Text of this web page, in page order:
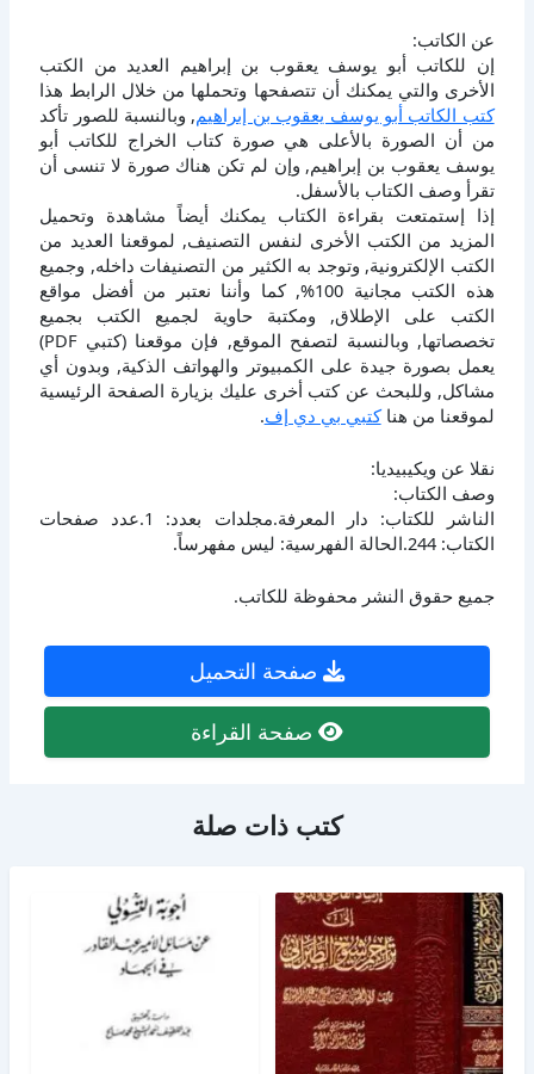
عن الكاتب:
إن للكاتب أبو يوسف يعقوب بن إبراهيم العديد من الكتب
الأخرى والتي يمكنك أن تتصفحها وتحملها من خلال الرابط هذا
كتب الكاتب أبو يوسف يعقوب بن إبراهيم, وبالنسبة للصور تأكد
من أن الصورة بالأعلى هي صورة كتاب الخراج للكاتب أبو
يوسف يعقوب بن إبراهيم, وإن لم تكن هناك صورة لا تنسى أن
تقرأ وصف الكتاب بالأسفل.
إذا إستمتعت بقراءة الكتاب يمكنك أيضاً مشاهدة وتحميل
المزيد من الكتب الأخرى لنفس التصنيف, لموقعنا العديد من
الكتب الإلكترونية, وتوجد به الكثير من التصنيفات داخله, وجميع
هذه الكتب مجانية 100%, كما وأننا نعتبر من أفضل مواقع
الكتب على الإطلاق, ومكتبة حاوية لجميع الكتب بجميع
تخصصاتها, وبالنسبة لتصفح الموقع, فإن موقعنا (كتبي PDF)
يعمل بصورة جيدة على الكمبيوتر والهواتف الذكية, وبدون أي
مشاكل, وللبحث عن كتب أخرى عليك بزيارة الصفحة الرئيسية
لموقعنا من هناكتبي بي دي إف.
نقلا عن ويكيبيديا:
وصف الكتاب:
الناشر للكتاب: دار المعرفة.مجلدات بعدد: 1.عدد صفحات
الكتاب: 244.الحالة الفهرسية: ليس مفهرساً.
جميع حقوق النشر محفوظة للكاتب.
صفحة التحميل
صفحة القراءة
كتب ذات صلة